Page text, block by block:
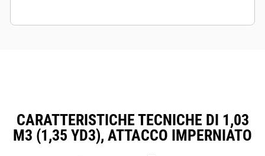
CARATTERISTICHE TECNICHE DI 1,03
M3 (1,35 YD3), ATTACCO IMPERNIATO